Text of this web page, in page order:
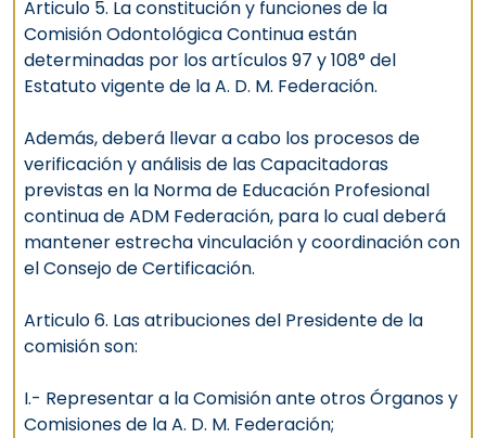
Articulo 5. La constitución y funciones de la
Comisión Odontológica Continua están
determinadas por los artículos 97 y 108° del
Estatuto vigente de la A. D. M. Federación.
Además, deberá llevar a cabo los procesos de
verificación y análisis de las Capacitadoras
previstas en la Norma de Educación Profesional
continua de ADM Federación, para lo cual deberá
mantener estrecha vinculación y coordinación con
el Consejo de Certificación.
Articulo 6. Las atribuciones del Presidente de la
comisión son:
I.- Representar a la Comisión ante otros Órganos y
Comisiones de la A. D. M. Federación;